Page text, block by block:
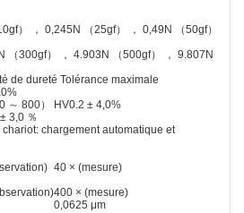
） ， 0,245N （25gf） ， 0,49N （50gf）
（300gf） ， 4.903N （500gf） ， 9.807N
de dureté Tolérance maximale
～ 800） HV0.2 ± 4,0%
3,0 ％
chargement automatique et
40 × (mesure)
400 × (mesure)
0,0625 μm